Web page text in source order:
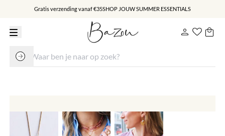
Gratis verzending vanaf €35SHOP JOUW SUMMER ESSENTIALS